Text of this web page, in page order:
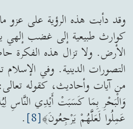
وقد دأبت هذه الرؤية على عزو
كوارث طبيعية إلى غضب
الأرض. ولا تزال هذه الفكرة
التصورات الدينية. وفي
من آيات وأحاديث، كقوله
وَالْبَحْرِ بِمَا كَسَبَتْ أَيْدِي النَّاسِ
عَمِلُوا لَعَلَّهُمْ يَرْجِعُونَ﴾[8]
.